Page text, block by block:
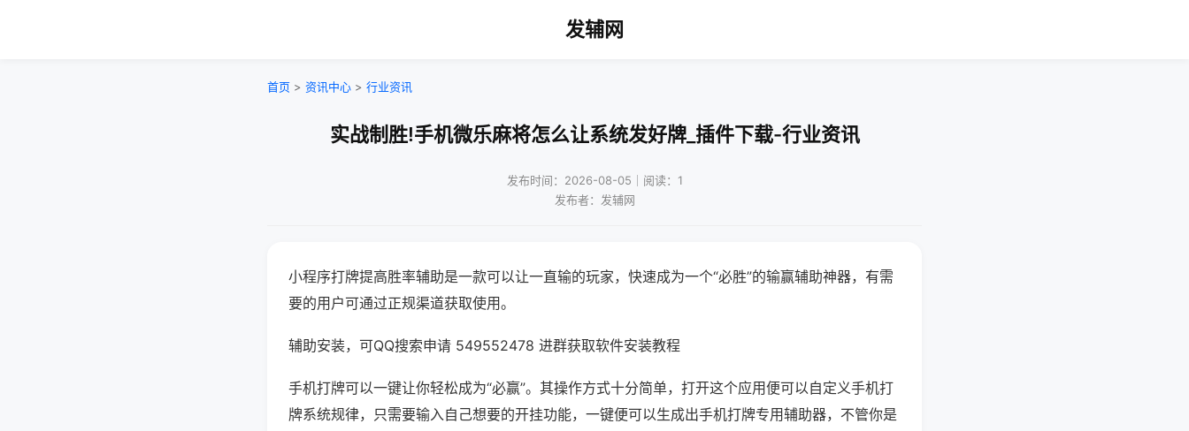
发辅网
首页 > 资讯中心 > 行业资讯
实战制胜!手机微乐麻将怎么让系统发好牌_插件下载-行业资讯
发布时间：2026-08-05｜阅读：1
发布者：发辅网
小程序打牌提高胜率辅助是一款可以让一直输的玩家，快速成为一个“必胜”的输赢辅助神器，有需
要的用户可通过正规渠道获取使用。
辅助安装，可QQ搜索申请 549552478 进群获取软件安装教程
手机打牌可以一键让你轻松成为“必赢”。其操作方式十分简单，打开这个应用便可以自定义手机打
牌系统规律，只需要输入自己想要的开挂功能，一键便可以生成出手机打牌专用辅助器，不管你是